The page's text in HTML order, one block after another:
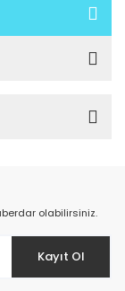
olabilirsiniz.
Kayıt Ol